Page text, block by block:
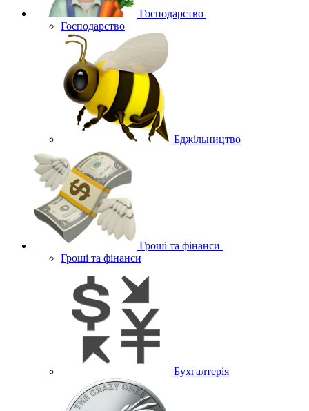
Господарство
Господарство
Бджільництво
Гроші та фінанси
Гроші та фінанси
Бухгалтерія